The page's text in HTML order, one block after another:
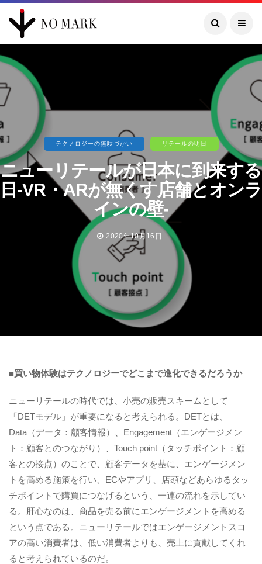
テクノロジーの無駄づかい リテールの明日
ニューリテールが日本に到来する
日-VR・ARが無くす店舗とオンラ
インの壁-
2020年10月16日
■買い物体験はテクノロジーでどこまで進化できるだろうか
ニューリテールの時代では、小売の販売スキームとして
「DETモデル」が重要になると考えられる。DETとは、
Data（データ：顧客情報）、Engagement（エンゲージメン
ト：顧客とのつながり）、Touch point（タッチポイント：顧
客との接点）のことで、顧客データを基に、エンゲージメン
トを高める施策を行い、ECやアプリ、店頭などあらゆるタッ
チポイントで購買につなげるという、一連の流れを示してい
る。肝心なのは、商品を売る前にエンゲージメントを高める
という点である。ニューリテールではエンゲージメントスコ
アの高い消費者は、低い消費者よりも、売上に貢献してくれ
ると考えられているのだ。